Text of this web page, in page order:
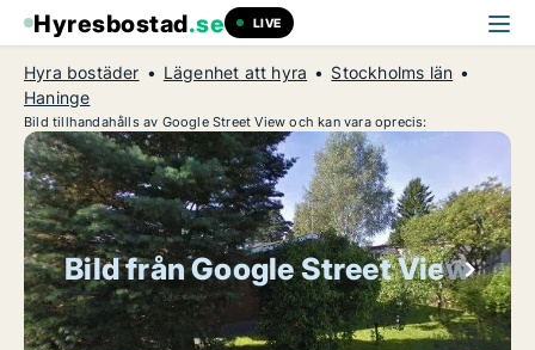
Hyresbostad.se LIVE
Hyra bostäder Lägenhet att hyra
Stockholms län
Haninge
Bild tillhandahålls av Google Street View och kan vara oprecis:
Bild från Google Street View